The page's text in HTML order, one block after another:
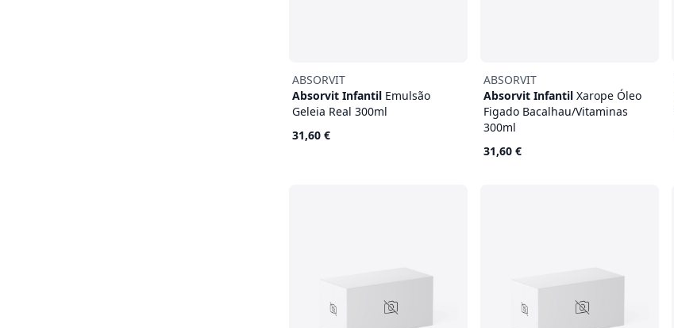
ABSORVIT
Absorvit Infantil Emulsão
Geleia Real 300ml
31,60 €
ABSORVIT
Absorvit Infantil Xarope Óleo
Figado Bacalhau/Vitaminas
300ml
31,60 €